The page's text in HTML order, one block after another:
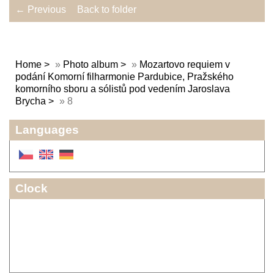
← Previous Back to folder
Home » Photo album » Mozartovo requiem v
podání Komorní filharmonie Pardubice, Pražského
komorního sboru a sólistů pod vedením Jaroslava
Brycha
» 8
Languages
Clock